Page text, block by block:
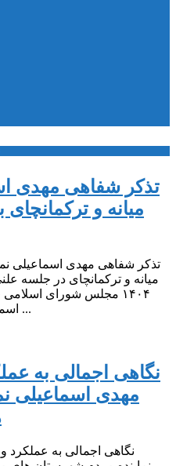
تذکر شفاهی مهدی
میانه و
تذکر شفاهی مهدی اسماعیلی
۱۴۰۴ مجلس شورای
اسماعیلی: قطعی تاسف بار برق تمام ...
نگاهی اجمالی به
مهدی اسماعیلی
نگاهی اجمالی به عملکرد